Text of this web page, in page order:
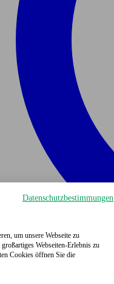
Datenschutzbestimmungen
um unsere Webseite zu
Webseiten-Erlebnis zu
Cookies öffnen Sie die